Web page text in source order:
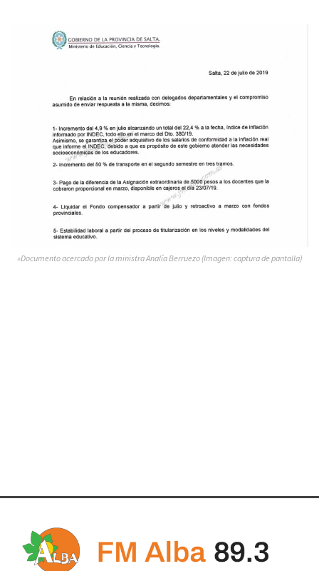
»Documento acercado por la ministra Analía Berruezo (Imagen: captura de pantalla)